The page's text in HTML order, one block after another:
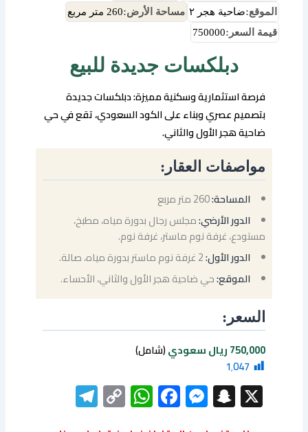
الموقع:ضاحية هجر ٢ مساحة الأرض:260 متر مربع
قيمة السعر:750000
دبلكسات جديدة للبيع
فرصة استثمارية وسكنية مميزة: دبلكسات جديدة
بتصميم عصري وبناء على الكود السعودي، تقع في حي
ضاحية هجر الأول والثاني.
مواصفات العقار:
المساحة:260 متر مربع
الدور الأرضي:مجلس رجال بدورة مياه، مطبخ،
مستودع، غرفة نوم ماستر، غرفة نوم.
الدور الأول:
الموقع:حي ضاحية هجر الأول والثاني، الأحساء.
السعر:
750,000 ريال سعودي
(شامل)
1٬047
X
Snapchat
Messenger
Facebook
WhatsApp
Copy
Link